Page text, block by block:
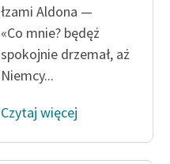
łzami Aldona —
«Co mnie? będęż
spokojnie drzemał, aż
Niemcy...
Czytaj więcej